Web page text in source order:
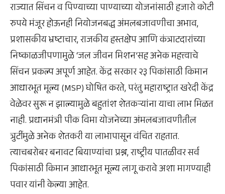
राज्यात सिंचन व पिण्याच्या पाण्याच्या योजनांसाठी हजारो कोटी
रुपये मंजूर होऊनही नियोजनबद्ध अंमलबजावणीचा अभाव,
प्रशासकीय भ्रष्टाचार, राजकीय हस्तक्षेप आणि कंत्राटदारांच्या
निष्काळजीपणामुळे ‘जल जीवन मिशन’सह अनेक महत्त्वाचे
सिंचन प्रकल्प अपूर्ण आहेत. केंद्र सरकार २३ पिकांसाठी किमान
आधारभूत मूल्य (MSP) घोषित करते, परंतु महाराष्ट्रात खरेदी केंद्र
वेळेवर सुरू न झाल्यामुळे बहुतांश शेतकऱ्यांना याचा लाभ मिळत
नाही. प्रधानमंत्री पीक विमा योजनेच्या अंमलबजावणीतील
त्रुटींमुळे अनेक शेतकरी या लाभापासून वंचित राहतात.
त्याचबरोबर बनावट बियाण्यांचा प्रश्न, राष्ट्रीय पातळीवर सर्व
पिकांसाठी किमान आधारभूत मूल्य लागू करावे अशा मागण्याही
पवार यांनी केल्या आहेत.